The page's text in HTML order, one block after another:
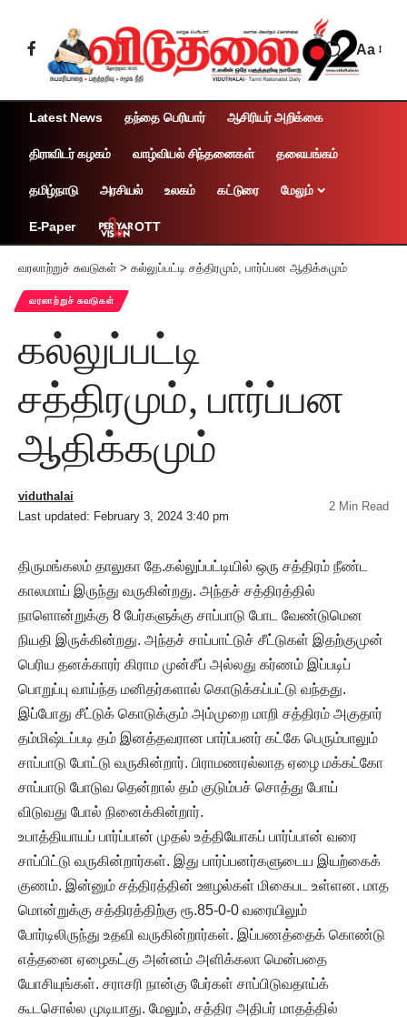
Aa
Latest News தந்தை பெரியார் ஆசிரியர் அறிக்கை
திராவிடர் கழகம் வாழ்வியல் சிந்தனைகள் தலையங்கம்
தமிழ்நாடு அரசியல் உலகம் கட்டுரை மேலும்
E-Paper OTT
வரலாற்றுச் சுவடுகள் > கல்லுப்பட்டி சத்திரமும், பார்ப்பன ஆதிக்கமும்
வரலாற்றுச் சுவடுகள்
கல்லுப்பட்டி
சத்திரமும், பார்ப்பன
ஆதிக்கமும்
Last updated: February 3, 2024 3:40 pm
viduthalai
2 Min Read
திருமங்கலம் தாலுகா தே.கல்லுப்பட்டியில் ஒரு சத்திரம் நீண்ட
காலமாய் இருந்து வருகின்றது. அந்தச் சத்திரத்தில்
நாளொன்றுக்கு 8 பேர்களுக்கு சாப்பாடு போட வேண்டுமென
நியதி இருக்கின்றது. அந்தச் சாப்பாட்டுச் சீட்டுகள் இதற்குமுன்
பெரிய தனக்காரர் கிராம முன்சீப் அல்லது கர்ணம் இப்படிப்
பொறுப்பு வாய்ந்த மனிதர்களால் கொடுக்கப்பட்டு வந்தது.
இப்போது சீட்டுக் கொடுக்கும் அம்முறை மாறி சத்திரம் அகுதார்
தம்மிஷ்டப்படி தம் இனத்தவரான பார்ப்பனர் கட்கே பெரும்பாலும்
சாப்பாடு போட்டு வருகின்றார். பிராமணரல்லாத ஏழை மக்கட்கோ
சாப்பாடு போடுவ தென்றால் தம் குடும்பச் சொத்து போய்
விடுவது போல் நினைக்கின்றார்.
உபாத்தியாயப் பார்ப்பான் முதல் உத்தியோகப் பார்ப்பான் வரை
சாப்பிட்டு வருகின்றார்கள். இது பார்ப்பனர்களுடைய இயற்கைக்
குணம். இன்னும் சத்திரத்தின் ஊழல்கள் மிகைபட உள்ளன. மாத
மொன்றுக்கு சத்திரத்திற்கு ரூ.85-0-0 வரையிலும்
போர்டிலிருந்து உதவி வருகின்றார்கள். இப்பணத்தைக் கொண்டு
எத்தனை ஏழைகட்கு அன்னம் அளிக்கலா மென்பதை
யோசியுங்கள். சராசரி நான்கு பேர்கள் சாப்பிடுவதாய்க்
கூடசொல்ல முடியாது. மேலும், சத்திர அதிபர் மாதத்தில்